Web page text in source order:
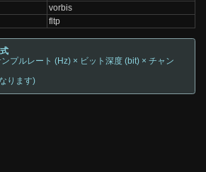
vorbis
fltp
プルレート (Hz) × ビット深度 (bit) × チャン
ります)